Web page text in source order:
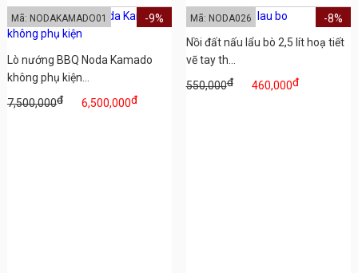
Lò nướng BBQ Noda Kamado
không phụ kiện...
7,500,000đ 6,500,000đ
-9%
Mã: NODAKAMADO01
Nồi đất nấu lẩu bò 2,5 lít hoạ tiết
vẽ tay th...
550,000đ 460,000đ
-8%
Mã: NODA026